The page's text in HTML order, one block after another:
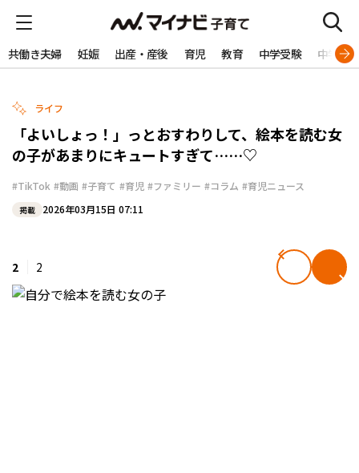
共働き夫婦 妊娠 出産・産後 育児 教育 中学受験 中学生
ライフ
「よいしょっ！」っとおすわりして、絵本を読む女
の子があまりにキュートすぎて……♡
#TikTok #動画 #子育て #育児 #ファミリー #コラム #育児ニュース
掲載 2026年03月15日 07:11
2 2